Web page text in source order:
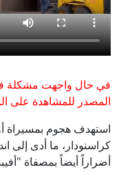
في حال واجهت مشكلة
المصدر للمشاهدة على
استهدف هجوم بمسيراة
كراسنودار، ما أدى إلى
أضراراً أيضاً بمصفاة